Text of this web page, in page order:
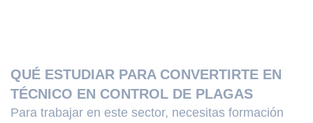
QUÉ ESTUDIAR PARA CONVERTIRTE EN
TÉCNICO EN CONTROL DE PLAGAS
Para trabajar en este sector, necesitas formación